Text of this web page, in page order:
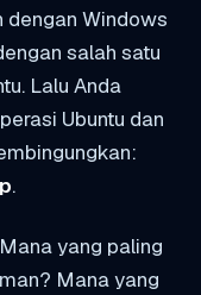
dengan Windows
salah satu
Lalu Anda
Ubuntu dan
.
yang paling
Mana yang